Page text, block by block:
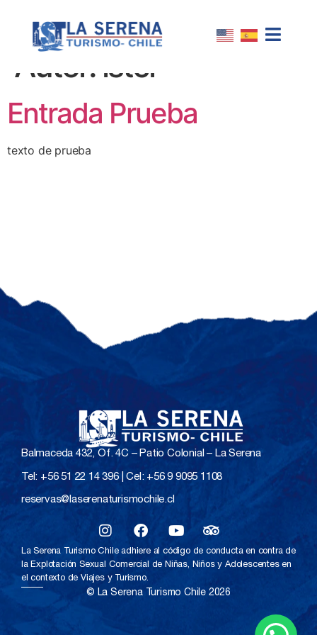
Autor: lstcl
Entrada Prueba
texto de prueba
Balmaceda 432, Of. 4C – Patio Colonial – La Serena
Tel: +56 51 22 14 396 | Cel: +56 9 9095 1108
reservas@laserenaturismochile.cl
La Serena Turismo Chile adhiere al código de conducta en contra de
la Explotación Sexual Comercial de Niñas, Niños y Adolescentes en
el contexto de Viajes y Turismo.
© La Serena Turismo Chile 2026